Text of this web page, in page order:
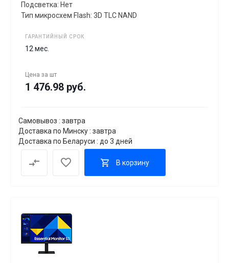
Подсветка: Нет
Тип микросхем Flash: 3D TLC NAND
ГАРАНТИЙНЫЙ СРОК
12 мес.
Цена за шт
1 476.98 руб.
Самовывоз : завтра
Доставка по Минску : завтра
Доставка по Беларуси : до 3 дней
В корзину